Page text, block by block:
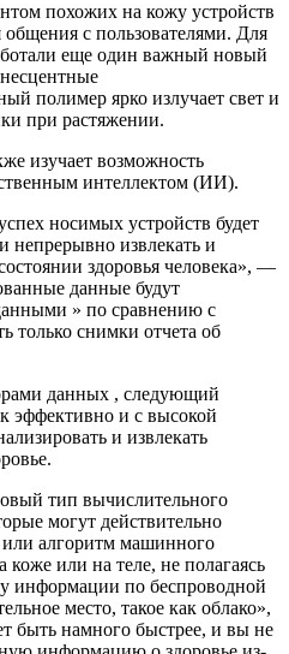
похожих на кожу устройств
общения с пользователями. Для
еще один важный новый
полимер ярко излучает свет и
при растяжении.
изучает возможность
интеллектом (ИИ).
носимых устройств будет
непрерывно извлекать и
здоровья человека», —
данные будут
» по сравнению с
только снимки отчета об
данных , следующий
эффективно и с высокой
и извлекать
тип вычислительного
могут действительно
алгоритм машинного
коже или на теле, не полагаясь
информации по беспроводной
место, такое как облако»,
быть намного быстрее, и вы не